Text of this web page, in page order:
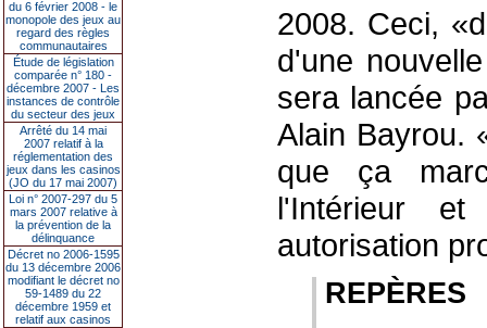
du 6 février 2008 - le
monopole des jeux au
regard des règles
communautaires
Étude de législation
comparée n° 180 -
décembre 2007 - Les
instances de contrôle
du secteur des jeux
Arrêté du 14 mai
2007 relatif à la
réglementation des
jeux dans les casinos
(JO du 17 mai 2007)
Loi n° 2007-297 du 5
mars 2007 relative à
la prévention de la
délinquance
Décret no 2006-1595
du 13 décembre 2006
modifiant le décret no
59-1489 du 22
décembre 1959 et
relatif aux casinos
2008. Ceci,
d'une
sera lancée
Alain Bayrou.
que ça
l'Intérieur
autorisation
REPÈRES